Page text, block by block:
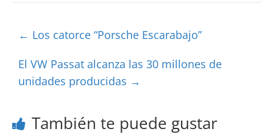
← Los catorce “Porsche Escarabajo”
El VW Passat alcanza las 30 millones de
unidades producidas →
También te puede gustar